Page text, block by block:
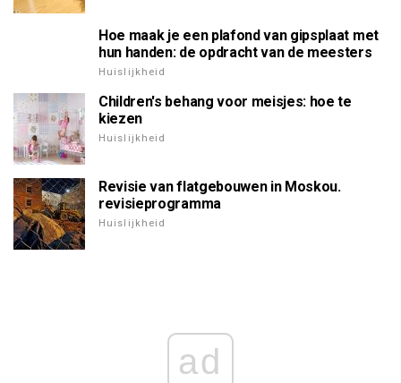
Hoe maak je een plafond van gipsplaat met
hun handen: de opdracht van de meesters
Huislijkheid
Children's behang voor meisjes: hoe te
kiezen
Huislijkheid
Revisie van flatgebouwen in Moskou.
revisieprogramma
Huislijkheid
ad